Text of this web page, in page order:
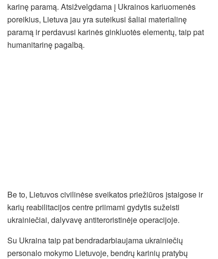
karinę paramą. Atsižvelgdama į Ukrainos kariuomenės
poreikius, Lietuva jau yra suteikusi šaliai materialinę
paramą ir perdavusi karinės ginkluotės elementų, taip pat
humanitarinę pagalbą.
Be to, Lietuvos civilinėse sveikatos priežiūros įstaigose ir
karių reabilitacijos centre priimami gydytis sužeisti
ukrainiečiai, dalyvavę antiteroristinėje operacijoje.
Su Ukraina taip pat bendradarbiaujama ukrainiečių
personalo mokymo Lietuvoje, bendrų karinių pratybų